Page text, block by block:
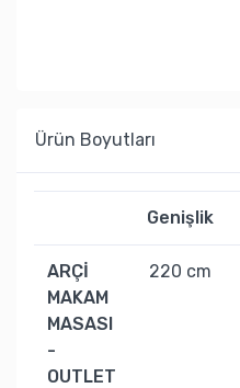
Ürün Boyutları
Genişlik
ARÇİ
MAKAM
MASASI
-
OUTLET
220 cm